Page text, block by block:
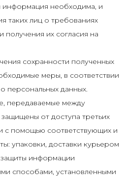
информация необходима, и
таких лиц о требованиях
их согласия на
сохранности полученных
меры, в соответствии
персональных данных.
передаваемые между
от доступа третьих
с помощью соответствующих и
упаковки, доставки курьером
защиты информации
способами, установленными